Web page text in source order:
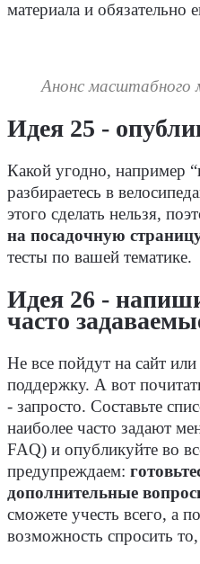
материала и обязательно
Анонс масштабного
Идея 25 -
Какой угодно, например
разбираетесь в
этого сделать нельзя,
на посадочную
тесты по вашей тематике.
Идея 26 -
часто
Не все пойдут на сайт
поддержку. А вот
- запросто. Составьте
наиболее часто задают
FAQ) и опубликуйте во
предупреждаем:
дополнительные
сможете учесть всего, а
возможность спросить